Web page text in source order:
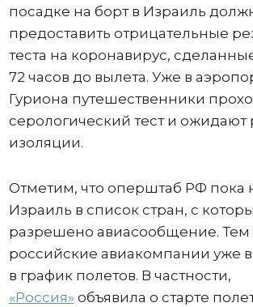
посадке на борт в Израиль
предоставить отрицательные
теста на коронавирус,
72 часов до вылета. Уже в
Гуриона путешественники
серологический тест и ожидают
изоляции.
Отметим, что оперштаб РФ пока
Израиль в список стран, с
разрешено авиасообщение.
российские авиакомпании уже
в график полетов. В частности,
«Россия» объявила о старте